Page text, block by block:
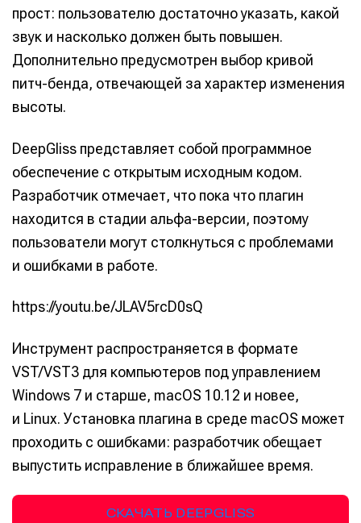
Вы сможете общаться в комментариях,
всеми возможностями сайта.
Электронная
почта
Вы сможете общаться в комментариях,
всеми возможностями сайта.
Электронная
почта
Вы сможете общаться в комментариях,
всеми возможностями сайта.
Электронная
почта
Написание
Исполнение
Инструменты
Оборудование
Софт
🎙️ Подкаст Миксер
📖 Источники информации
👷 Профили специалистов
Скоро тут что-то будет
🎁 Бесплатные VST
📻 Выбираем
оборудование
✨ Разбираемся в
эффектах
❤️‍🔥 Лучшие VST
Предложить новость
Вы сможете общаться в комментариях,
всеми возможностями сайта.
Электронная
почта
Написание
Исполнение
Инструменты
Оборудование
Софт
🎙️ Подкаст Миксер
📖 Источники информации
👷 Профили специалистов
Скоро тут что-то будет
🎁 Бесплатные VST
📻 Выбираем
оборудование
✨ Разбираемся в
эффектах
❤️‍🔥 Лучшие VST
Предложить новость
прост: пользователю достаточно указать, какой
звук и насколько должен быть повышен.
Дополнительно предусмотрен выбор кривой
питч-бенда, отвечающей за характер изменения
высоты.
DeepGliss представляет собой программное
обеспечение с открытым исходным кодом.
Разработчик отмечает, что пока что плагин
находится в стадии альфа-версии, поэтому
пользователи могут столкнуться с проблемами
и ошибками в работе.
https://youtu.be/JLAV5rcD0sQ
Инструмент распространяется в формате
VST/VST3 для компьютеров под управлением
Windows 7 и старше, macOS 10.12 и новее,
и Linux. Установка плагина в среде macOS может
проходить с ошибками: разработчик обещает
выпустить исправление в ближайшее время.
СКАЧАТЬ DEEPGLISS